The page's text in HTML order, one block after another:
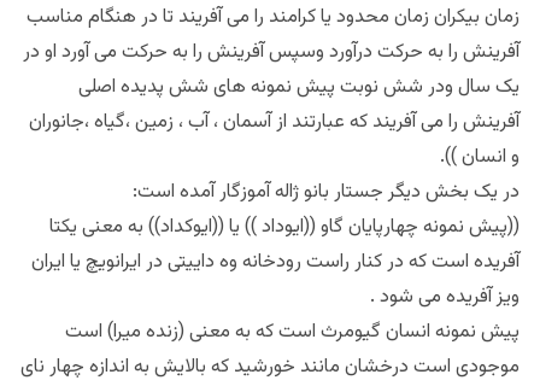
زمان بیکران زمان محدود یا کرامند را می آفریند تا در هنگام مناسب
آفرینش را به حرکت درآورد وسپس آفرینش را به حرکت می آورد او در
یک سال ودر شش نوبت پیش نمونه های شش پدیده اصلی
آفرینش را می آفریند که عبارتند از آسمان ، آب ، زمین ،گیاه ،جانوران
و انسان )).
در یک بخش دیگر جستار بانو ژاله آموزگار آمده است:
((پیش نمونه چهارپایان گاو ((ایوداد )) یا ((ایوکداد)) به معنی یکتا
آفریده است که در کنار راست رودخانه وه دايیتی در ایرانویچ یا ایران
ویز آفریده می شود .
پیش نمونه انسان گیومرث است که به معنی (زنده میرا) است
موجودی است درخشان مانند خورشید که بالایش به اندازه چهار نای